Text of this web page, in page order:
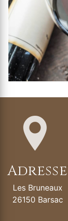
Adresse
Les Bruneaux
26150 Barsac